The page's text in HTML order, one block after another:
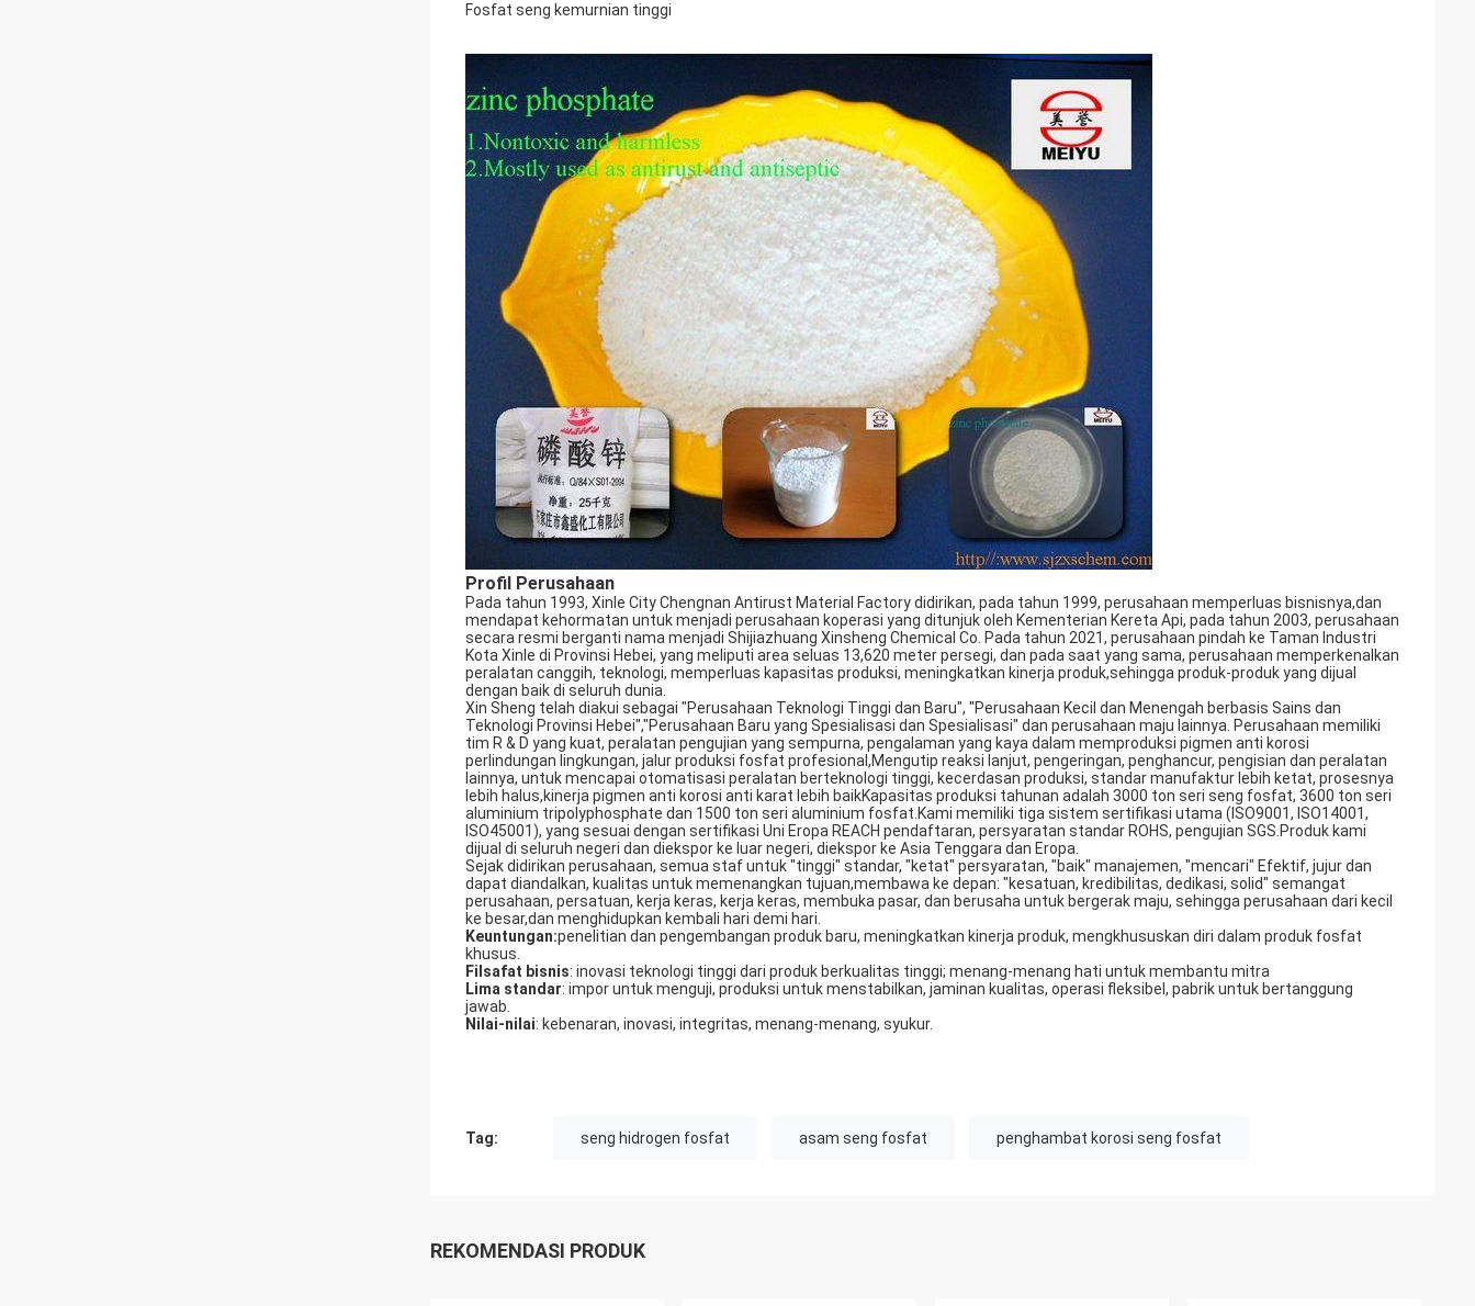
Fosfat seng kemurnian tinggi
Profil Perusahaan
Pada tahun 1993, Xinle City Chengnan Antirust Material Factory didirikan, pada tahun 1999, perusahaan memperluas bisnisnya,dan
mendapat kehormatan untuk menjadi perusahaan koperasi yang ditunjuk oleh Kementerian Kereta Api, pada tahun 2003, perusahaan
secara resmi berganti nama menjadi Shijiazhuang Xinsheng Chemical Co. Pada tahun 2021, perusahaan pindah ke Taman Industri
Kota Xinle di Provinsi Hebei, yang meliputi area seluas 13,620 meter persegi, dan pada saat yang sama, perusahaan memperkenalkan
peralatan canggih, teknologi, memperluas kapasitas produksi, meningkatkan kinerja produk,sehingga produk-produk yang dijual
dengan baik di seluruh dunia.
Xin Sheng telah diakui sebagai "Perusahaan Teknologi Tinggi dan Baru", "Perusahaan Kecil dan Menengah berbasis Sains dan
Teknologi Provinsi Hebei","Perusahaan Baru yang Spesialisasi dan Spesialisasi" dan perusahaan maju lainnya. Perusahaan memiliki
tim R & D yang kuat, peralatan pengujian yang sempurna, pengalaman yang kaya dalam memproduksi pigmen anti korosi
perlindungan lingkungan, jalur produksi fosfat profesional,Mengutip reaksi lanjut, pengeringan, penghancur, pengisian dan peralatan
lainnya, untuk mencapai otomatisasi peralatan berteknologi tinggi, kecerdasan produksi, standar manufaktur lebih ketat, prosesnya
lebih halus,kinerja pigmen anti korosi anti karat lebih baikKapasitas produksi tahunan adalah 3000 ton seri seng fosfat, 3600 ton seri
aluminium tripolyphosphate dan 1500 ton seri aluminium fosfat.Kami memiliki tiga sistem sertifikasi utama (ISO9001, ISO14001,
ISO45001), yang sesuai dengan sertifikasi Uni Eropa REACH pendaftaran, persyaratan standar ROHS, pengujian SGS.Produk kami
dijual di seluruh negeri dan diekspor ke luar negeri, diekspor ke Asia Tenggara dan Eropa.
Sejak didirikan perusahaan, semua staf untuk "tinggi" standar, "ketat" persyaratan, "baik" manajemen, "mencari" Efektif, jujur dan
dapat diandalkan, kualitas untuk memenangkan tujuan,membawa ke depan: "kesatuan, kredibilitas, dedikasi, solid" semangat
perusahaan, persatuan, kerja keras, kerja keras, membuka pasar, dan berusaha untuk bergerak maju, sehingga perusahaan dari kecil
ke besar,dan menghidupkan kembali hari demi hari.
Keuntungan:penelitian dan pengembangan produk baru, meningkatkan kinerja produk, mengkhususkan diri dalam produk fosfat
khusus.
Filsafat bisnis: inovasi teknologi tinggi dari produk berkualitas tinggi; menang-menang hati untuk membantu mitra
Lima standar: impor untuk menguji, produksi untuk menstabilkan, jaminan kualitas, operasi fleksibel, pabrik untuk bertanggung
jawab.
Nilai-nilai: kebenaran, inovasi, integritas, menang-menang, syukur.
Tag: seng hidrogen fosfat asam seng fosfat penghambat korosi seng fosfat
REKOMENDASI PRODUK